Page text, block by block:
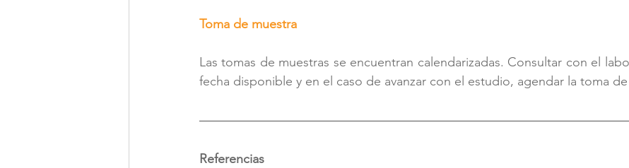
Toma de muestra
Las tomas de muestras se encuentran calendarizadas. Consultar con el
fecha disponible y en el caso de avanzar con el estudio, agendar la toma
Referencias